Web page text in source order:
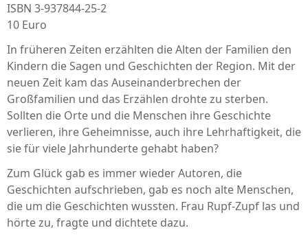
ISBN 3-937844-25-2
10 Euro
In früheren Zeiten erzählten die Alten der Familien den
Kindern die Sagen und Geschichten der Region. Mit der
neuen Zeit kam das Auseinanderbrechen der
Großfamilien und das Erzählen drohte zu sterben.
Sollten die Orte und die Menschen ihre Geschichte
verlieren, ihre Geheimnisse, auch ihre Lehrhaftigkeit, die
sie für viele Jahrhunderte gehabt haben?
Zum Glück gab es immer wieder Autoren, die
Geschichten aufschrieben, gab es noch alte Menschen,
die um die Geschichten wussten. Frau Rupf-Zupf las und
hörte zu, fragte und dichtete dazu.